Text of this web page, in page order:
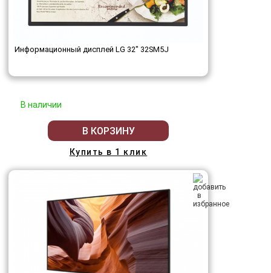
Информационный дисплей LG 32" 32SM5J
В наличии
В КОРЗИНУ
Купить в 1 клик